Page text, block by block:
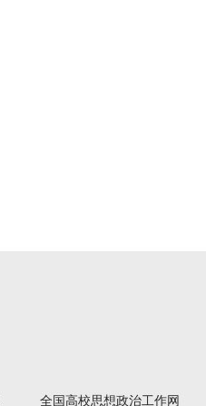
全国高校思想政治工作网